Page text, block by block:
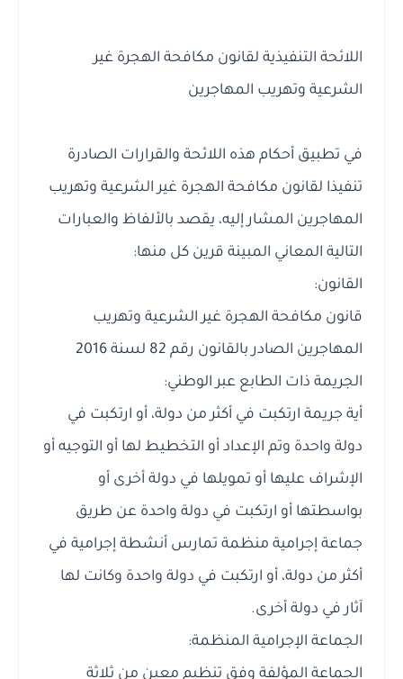
اللائحة التنفيذية لقانون مكافحة الهجرة غير
الشرعية وتهريب المهاجرين
في تطبيق أحكام هذه اللائحة والقرارات الصادرة
تنفيذا لقانون مكافحة الهجرة غير الشرعية وتهريب
المهاجرين المشار إليه، يقصد بالألفاظ والعبارات
التالية المعاني المبينة قرين كل منها:
القانون:
قانون مكافحة الهجرة غير الشرعية وتهريب
المهاجرين الصادر بالقانون رقم 82 لسنة 2016
الجريمة ذات الطابع عبر الوطني:
أية جريمة ارتكبت في أكثر من دولة، أو ارتكبت في
دولة واحدة وتم الإعداد أو التخطيط لها أو التوجيه أو
الإشراف عليها أو تمويلها في دولة أخرى أو
بواسطتها أو ارتكبت في دولة واحدة عن طريق
جماعة إجرامية منظمة تمارس أنشطة إجرامية في
أكثر من دولة، أو ارتكبت في دولة واحدة وكانت لها
آثار في دولة أخرى.
الجماعة الإجرامية المنظمة:
الجماعة المؤلفة وفق تنظيم معين من ثلاثة